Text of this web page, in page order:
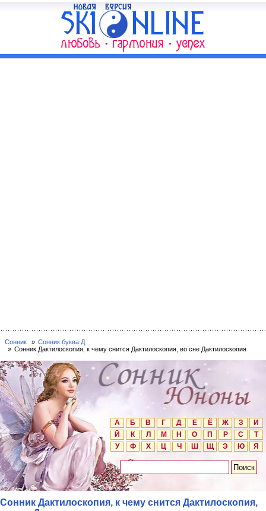
Сонник
Сонник буква Д
Сонник Дактилоскопия, к чему снится Дактилоскопия, во сне Дактилоскопия
А Б В Г Д Е Ё Ж З
И
Й
К Л М Н О П Р С
Т
У
Ф Х Ц Ч Ш Щ Э Ю Я
Сонник Дактилоскопия, к чему снится Дактилоскопия,